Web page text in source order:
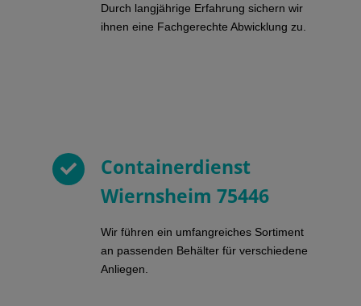
Durch langjährige Erfahrung sichern wir
ihnen eine Fachgerechte Abwicklung zu.
Containerdienst
Wiernsheim 75446
Wir führen ein umfangreiches Sortiment
an passenden Behälter für verschiedene
Anliegen.